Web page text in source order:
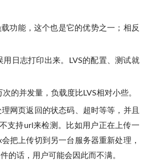
功能，这个也是它的优势之一；相反
日志打印出来。LVS的配置、测试就
的并发量，负载度比LVS相对小些。
网页返回的状态码、超时等等，并且
支持url来检测。比如用户正在上传一
把上传切到另一台服务器重新处理，
的话，用户可能会因此而不满。